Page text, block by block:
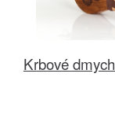
Krbové